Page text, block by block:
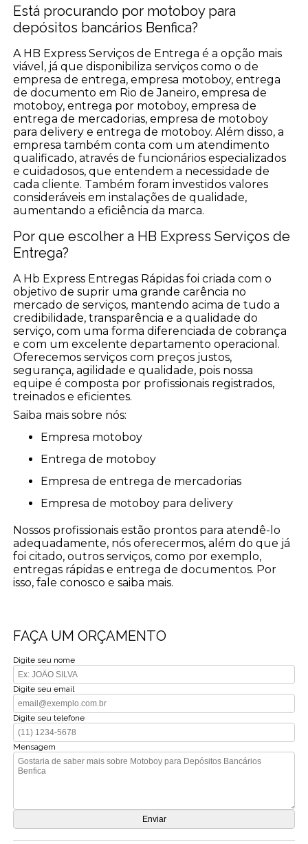
Está procurando por motoboy para
depósitos bancários Benfica?
A HB Express Serviços de Entrega é a opção mais
viável, já que disponibiliza serviços como o de
empresa de entrega, empresa motoboy, entrega
de documento em Rio de Janeiro, empresa de
motoboy, entrega por motoboy, empresa de
entrega de mercadorias, empresa de motoboy
para delivery e entrega de motoboy. Além disso, a
empresa também conta com um atendimento
qualificado, através de funcionários especializados
e cuidadosos, que entendem a necessidade de
cada cliente. Também foram investidos valores
consideráveis em instalações de qualidade,
aumentando a eficiência da marca.
Por que escolher a HB Express Serviços de
Entrega?
A Hb Express Entregas Rápidas foi criada com o
objetivo de suprir uma grande carência no
mercado de serviços, mantendo acima de tudo a
credibilidade, transparência e a qualidade do
serviço, com uma forma diferenciada de cobrança
e com um excelente departamento operacional.
Oferecemos serviços com preços justos,
segurança, agilidade e qualidade, pois nossa
equipe é composta por profissionais registrados,
treinados e eficientes.
Saiba mais sobre nós:
empresa motoboy
entrega de motoboy
empresa de entrega de mercadorias
empresa de motoboy para delivery
Nossos profissionais estão prontos para atendê-lo
adequadamente, nós oferecermos, além do que já
foi citado, outros serviços, como por exemplo,
entregas rápidas e entrega de documentos. Por
isso, fale conosco e saiba mais.
FAÇA UM ORÇAMENTO
Digite seu nome
Digite seu email
Digite seu telefone
Mensagem